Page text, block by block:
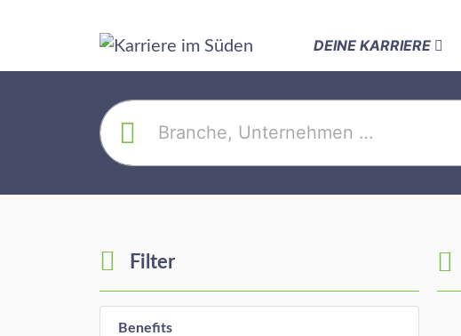
DEINE KARRIERE
Filter
Benefits